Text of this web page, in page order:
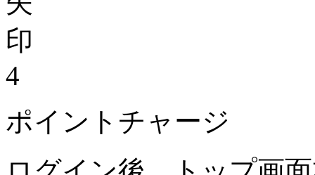
4
ポイントチャージ